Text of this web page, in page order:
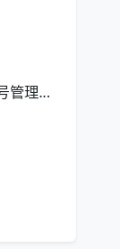
远程运维助手 - 简化依赖Todesk远程、AnyDesk远程、向日葵远程、远程桌面账号管理运维工作